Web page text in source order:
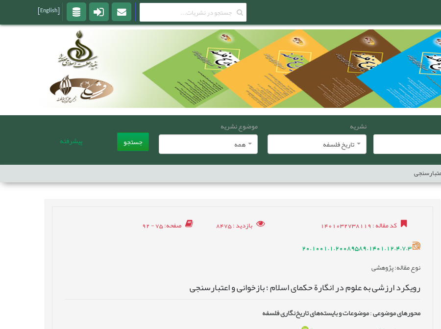
نشریه
تاریخ فلسفه
موضوع نشریه
همه
جستجو پیشرفته
کد مقاله: 1401032738119 بازدید: 8475 صفحه: 75 - 92
20.1001.1.20089589.1401.12.4.7.3
نوع مقاله: پژوهشی
رویکرد ارزشی به علوم در انگارة حکمای اسلام ؛ بازخوانی و اعتبارسنجی
محورهای موضوعی:موضوعات و بایسته‌های تاریخ‌نگاری فلسفه
[English]